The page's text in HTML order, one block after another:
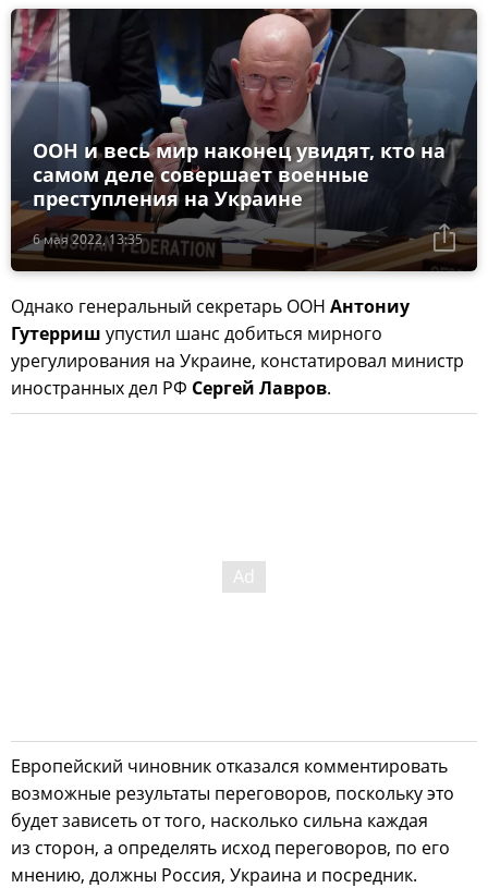
6 мая 2022, 13:35
ООН и весь мир наконец увидят, кто на
самом деле совершает военные
преступления на Украине
Однако генеральный секретарь ООН Антониу
Гутерриш упустил шанс добиться мирного
урегулирования на Украине, констатировал министр
иностранных дел РФ Сергей Лавров.
Европейский чиновник отказался комментировать
возможные результаты переговоров, поскольку это
будет зависеть от того, насколько сильна каждая
из сторон, а определять исход переговоров, по его
мнению, должны Россия, Украина и посредник.